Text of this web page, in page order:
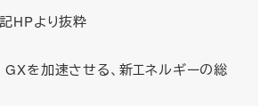
HPより抜粋
を加速させる、新エネルギーの総